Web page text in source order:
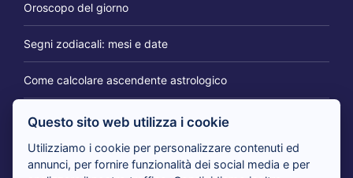
Oroscopo del giorno
Segni zodiacali: mesi e date
Come calcolare ascendente astrologico
IL BLOG DEI CARTOMANTI
Questo sito web utilizza i cookie
Utilizziamo i cookie per personalizzare contenuti ed
annunci, per fornire funzionalità dei social media e per